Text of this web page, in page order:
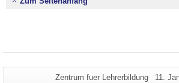
Seiten-
Zentrum fuer Lehrerbildung
Letzte
11.